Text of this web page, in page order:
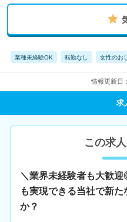
業種未経験OK 転勤なし 女性のお
情報更新日
求
この求
＼業界未経験者も大歓
も実現できる当社で新
か？